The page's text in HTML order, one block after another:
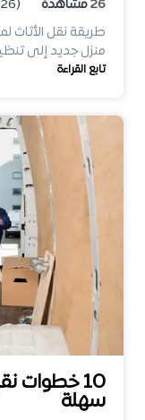
26مشاهدة
(1/21/2026)
طريقة نقل الأثاث
منزل جديد إلى
تابع القراءة
10 خطوات
سهلة